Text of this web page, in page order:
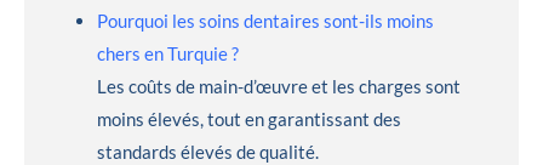
Pourquoi les soins dentaires sont-ils moins
chers en Turquie ?
Les coûts de main-d’œuvre et les charges sont
moins élevés, tout en garantissant des
standards élevés de qualité.